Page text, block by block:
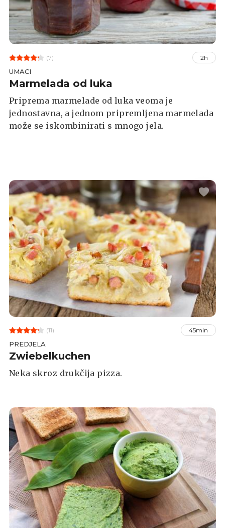
(7) 2h
UMACI
Marmelada od luka
Priprema marmelade od luka veoma je
jednostavna, a jednom pripremljena marmelada
može se iskombinirati s mnogo jela.
(11) 45min
PREDJELA
Zwiebelkuchen
Neka skroz drukčija pizza.